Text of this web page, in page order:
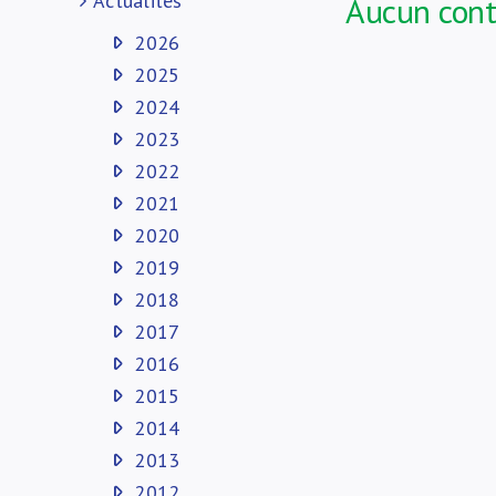
Aucun
2026
2025
2024
2023
2022
2021
2020
2019
2018
2017
2016
2015
2014
2013